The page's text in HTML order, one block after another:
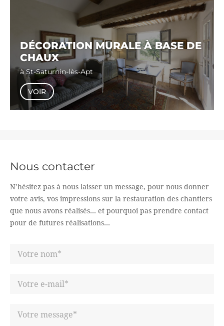
DÉCORATION MURALE À BASE DE
CHAUX
àSt-Saturnin-lès-Apt
VOIR
Nous contacter
N’hésitez pas à nous laisser un message, pour nous donner
votre avis, vos impressions sur la restauration des chantiers
que nous avons réalisés… et pourquoi pas prendre contact
pour de futures réalisations…